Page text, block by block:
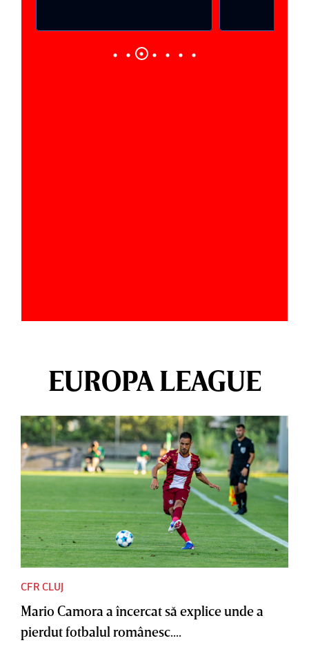
EUROPA LEAGUE
CFR CLUJ
Mario Camora a încercat să explice unde a
pierdut fotbalul românesc....